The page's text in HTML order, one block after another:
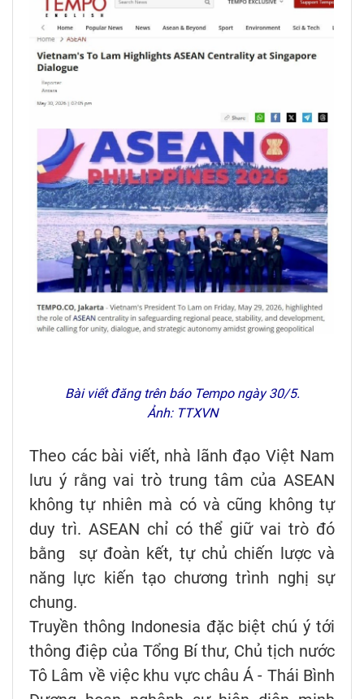
Bài viết đăng trên báo Tempo ngày 30/5.
Ảnh: TTXVN
Theo các bài viết, nhà lãnh đạo Việt Nam
lưu ý rằng vai trò trung tâm của ASEAN
không tự nhiên mà có và cũng không tự
duy trì. ASEAN chỉ có thể giữ vai trò đó
bằng sự đoàn kết, tự chủ chiến lược và
năng lực kiến tạo chương trình nghị sự
chung.
Truyền thông Indonesia đặc biệt chú ý tới
thông điệp của Tổng Bí thư, Chủ tịch nước
Tô Lâm về việc khu vực châu Á - Thái Bình